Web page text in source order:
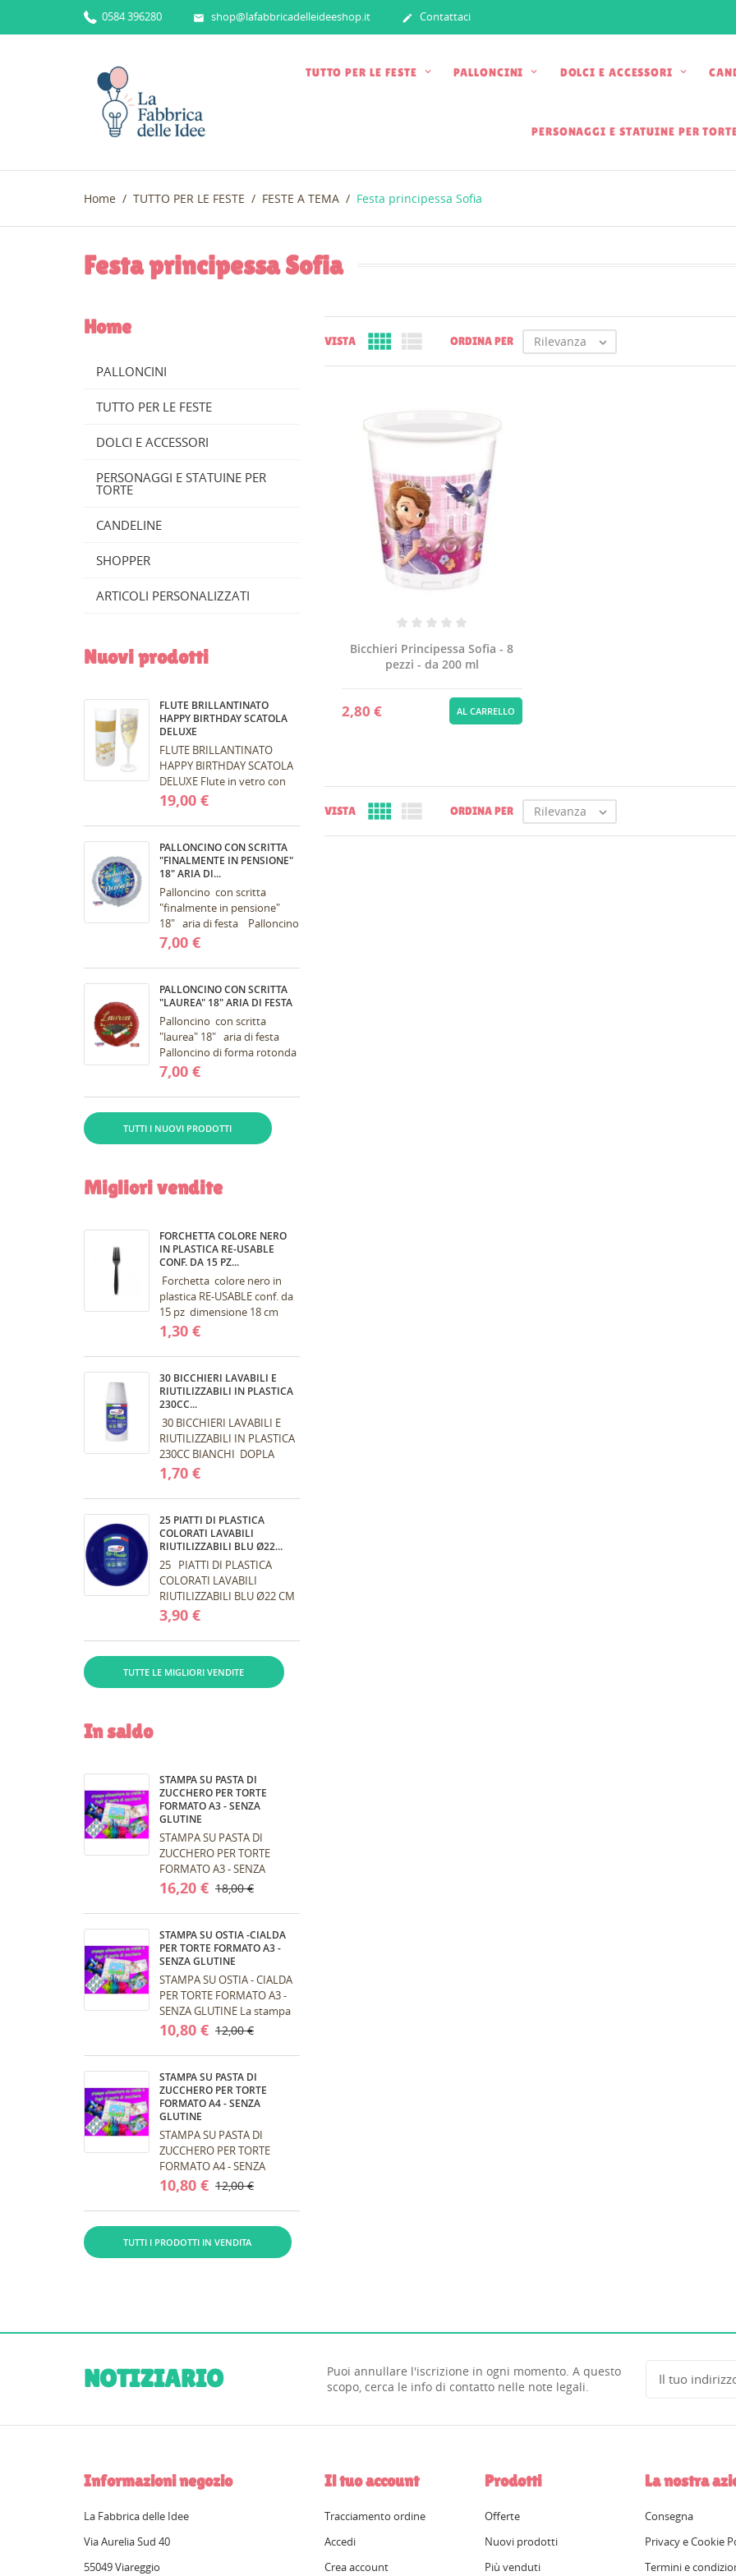
0584 396280  shop@lafabbricadelleideeshop.it  Contattaci
TUTTO PER LE FESTE PALLONCINI DOLCI E ACCESSORI
PERSONAGGI E STATUINE PER
Home TUTTO PER LE FESTE FESTE A TEMA Festa principessa Sofia
Festa principessa Sofia
Home
PALLONCINI
TUTTO PER LE FESTE
DOLCI E ACCESSORI
PERSONAGGI E STATUINE PER
TORTE
CANDELINE
SHOPPER
ARTICOLI PERSONALIZZATI
Nuovi prodotti
FLUTE BRILLANTINATO
HAPPY BIRTHDAY SCATOLA
DELUXE
FLUTE BRILLANTINATO
HAPPY BIRTHDAY SCATOLA
DELUXE Flute in vetro con
stampa brillantini
confezionati in una
fantastica scatola bianca
molto...
19,00 €
PALLONCINO CON SCRITTA
"FINALMENTE IN PENSIONE"
18" ARIA DI...
Palloncino con scritta
"finalmente in pensione"
18" aria di festa Palloncino
di forma rotonda
tridimensionale .. Colore
palloncini:...
7,00 €
PALLONCINO CON SCRITTA
"LAUREA" 18" ARIA DI FESTA
Palloncino con scritta
"laurea" 18" aria di festa
Palloncino di forma rotonda
di laurea tridimensionale ..
Colore palloncini: (rosso)....
7,00 €
TUTTI I NUOVI PRODOTTI
Migliori vendite
FORCHETTA COLORE NERO
IN PLASTICA RE-USABLE
CONF. DA 15 PZ...
Forchetta colore nero in
plastica RE-USABLE conf. da
15 pz dimensione 18 cm
Forchetta in plastica di
colore nero L. 18 cm , la
singola...
1,30 €
30 BICCHIERI LAVABILI E
RIUTILIZZABILI IN PLASTICA
230CC...
30 BICCHIERI LAVABILI E
RIUTILIZZABILI IN PLASTICA
230CC BIANCHI DOPLA
Bicchieri di plastica colorati
lavabili e riutilizzabili,
capienza...
1,70 €
25 PIATTI DI PLASTICA
COLORATI LAVABILI
RIUTILIZZABILI BLU Ø22...
25 PIATTI DI PLASTICA
COLORATI LAVABILI
RIUTILIZZABILI BLU Ø22 CM
DOPLA Piatti di plastica
colorati Fucsia lavabili e
riutilizzabili,...
3,90 €
TUTTE LE MIGLIORI VENDITE
In saldo
STAMPA SU PASTA DI
ZUCCHERO PER TORTE
FORMATO A3 - SENZA
GLUTINE
STAMPA SU PASTA DI
ZUCCHERO PER TORTE
FORMATO A3 - SENZA
GLUTINE La stampa viene
effettuata con stampante
alimentare e inchiostri...
16,20 € 18,00 €
STAMPA SU OSTIA -CIALDA
PER TORTE FORMATO A3 -
SENZA GLUTINE
STAMPA SU OSTIA - CIALDA
PER TORTE FORMATO A3 -
SENZA GLUTINE La stampa
viene effettuata con
stampante alimentare e
inchiostri...
10,80 € 12,00 €
STAMPA SU PASTA DI
ZUCCHERO PER TORTE
FORMATO A4 - SENZA
GLUTINE
STAMPA SU PASTA DI
ZUCCHERO PER TORTE
FORMATO A4 - SENZA
GLUTINE La stampa viene
effettuata con stampante
alimentare e inchiostri...
10,80 € 12,00 €
TUTTI I PRODOTTI IN VENDITA
VISTA   ORDINA PER Rilevanza 
Bicchieri Principessa Sofia - 8
pezzi - da 200 ml
2,80 € AL CARRELLO
VISTA   ORDINA PER Rilevanza 
NOTIZIARIO
Puoi annullare l'iscrizione in ogni momento. A questo
scopo, cerca le info di contatto nelle note legali.
Informazioni negozio
La Fabbrica delle Idee
Via Aurelia Sud 40
55049 Viareggio
Il tuo account
Tracciamento ordine
Accedi
Crea account
Prodotti
Offerte
Nuovi prodotti
Più venduti
La nostra
Consegna
Privacy e Cookie
Termini e